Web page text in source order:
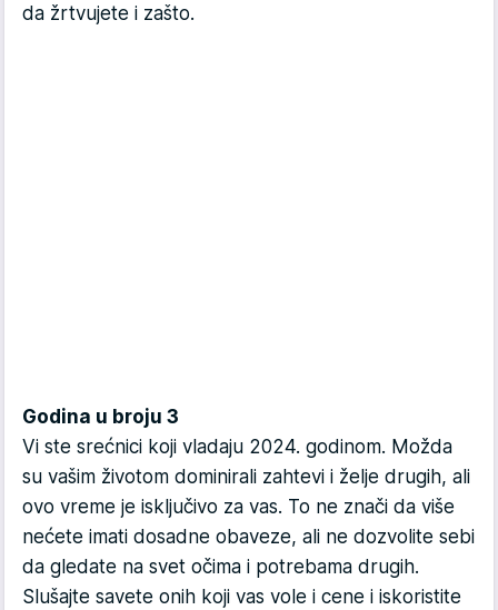
da žrtvujete i zašto.
Godina u broju 3
Vi ste srećnici koji vladaju 2024. godinom. Možda
su vašim životom dominirali zahtevi i želje drugih, ali
ovo vreme je isključivo za vas. To ne znači da više
nećete imati dosadne obaveze, ali ne dozvolite sebi
da gledate na svet očima i potrebama drugih.
Slušajte savete onih koji vas vole i cene i iskoristite